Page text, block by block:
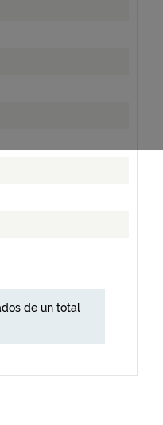
de un total